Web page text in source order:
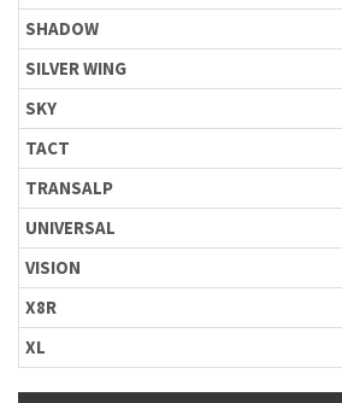
SHADOW
SILVER WING
SKY
TACT
TRANSALP
UNIVERSAL
VISION
X8R
XL